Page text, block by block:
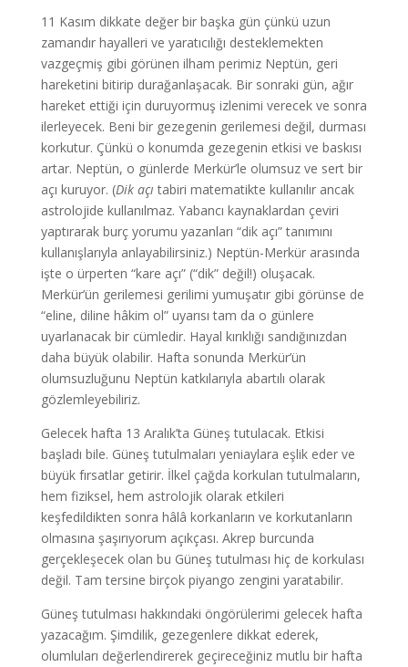
11 Kasım dikkate değer bir başka gün çünkü uzun
zamandır hayalleri ve yaratıcılığı desteklemekten
vazgeçmiş gibi görünen ilham perimiz Neptün, geri
hareketini bitirip durağanlaşacak. Bir sonraki gün, ağır
hareket ettiği için duruyormuş izlenimi verecek ve sonra
ilerleyecek. Beni bir gezegenin gerilemesi değil, durması
korkutur. Çünkü o konumda gezegenin etkisi ve baskısı
artar. Neptün, o günlerde Merkür’le olumsuz ve sert bir
açı kuruyor. (Dik açıtabiri matematikte kullanılır ancak
astrolojide kullanılmaz. Yabancı kaynaklardan çeviri
yaptırarak burç yorumu yazanları “dik açı” tanımını
kullanışlarıyla anlayabilirsiniz.) Neptün-Merkür arasında
işte o ürperten “kare açı” (“dik” değil!) oluşacak.
Merkür’ün gerilemesi gerilimi yumuşatır gibi görünse de
“eline, diline hâkim ol” uyarısı tam da o günlere
uyarlanacak bir cümledir. Hayal kırıklığı sandığınızdan
daha büyük olabilir. Hafta sonunda Merkür’ün
olumsuzluğunu Neptün katkılarıyla abartılı olarak
gözlemleyebiliriz.
Gelecek hafta 13 Aralık’ta Güneş tutulacak. Etkisi
başladı bile. Güneş tutulmaları yeniaylara eşlik eder ve
büyük fırsatlar getirir. İlkel çağda korkulan tutulmaların,
hem fiziksel, hem astrolojik olarak etkileri
keşfedildikten sonra hâlâ korkanların ve korkutanların
olmasına şaşırıyorum açıkçası. Akrep burcunda
gerçekleşecek olan bu Güneş tutulması hiç de korkulası
değil. Tam tersine birçok piyango zengini yaratabilir.
Güneş tutulması hakkındaki öngörülerimi gelecek hafta
yazacağım. Şimdilik, gezegenlere dikkat ederek,
olumluları değerlendirerek geçireceğiniz mutlu bir hafta